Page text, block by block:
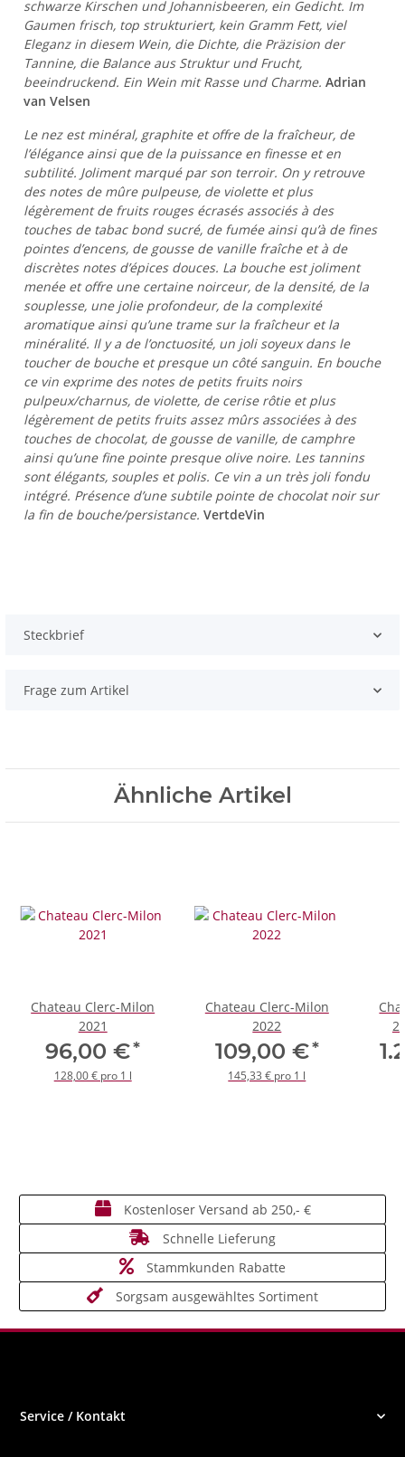
schwarze Kirschen und Johannisbeeren, ein Gedicht. Im
Gaumen frisch, top strukturiert, kein Gramm Fett, viel
Eleganz in diesem Wein, die Dichte, die Präzision der
Tannine, die Balance aus Struktur und Frucht,
beeindruckend. Ein Wein mit Rasse und Charme.Adrian
van Velsen
Le nez est minéral, graphite et offre de la fraîcheur, de
l’élégance ainsi que de la puissance en finesse et en
subtilité. Joliment marqué par son terroir. On y retrouve
des notes de mûre pulpeuse, de violette et plus
légèrement de fruits rouges écrasés associés à des
touches de tabac bond sucré, de fumée ainsi qu’à de fines
pointes d’encens, de gousse de vanille fraîche et à de
discrètes notes d’épices douces. La bouche est joliment
menée et offre une certaine noirceur, de la densité, de la
souplesse, une jolie profondeur, de la complexité
aromatique ainsi qu’une trame sur la fraîcheur et la
minéralité. Il y a de l’onctuosité, un joli soyeux dans le
toucher de bouche et presque un côté sanguin. En bouche
ce vin exprime des notes de petits fruits noirs
pulpeux/charnus, de violette, de cerise rôtie et plus
légèrement de petits fruits assez mûrs associées à des
touches de chocolat, de gousse de vanille, de camphre
ainsi qu’une fine pointe presque olive noire. Les tannins
sont élégants, souples et polis. Ce vin a un très joli fondu
intégré. Présence d’une subtile pointe de chocolat noir sur
la fin de bouche/persistance.VertdeVin
Steckbrief
Frage zum Artikel
Ähnliche Artikel
Chateau Clerc-Milon
2021
96,00 €*
128,00 € pro 1 l
Chateau Clerc-Milon
2022
109,00 €*
145,33 € pro 1 l
Kostenloser Versand ab 250,- €
Schnelle Lieferung
Stammkunden Rabatte
Sorgsam ausgewähltes Sortiment
Service / Kontakt